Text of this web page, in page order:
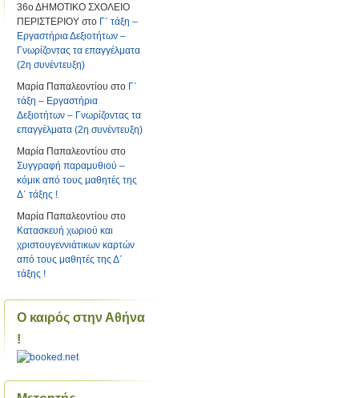
36ο ΔΗΜΟΤΙΚΟ ΣΧΟΛΕΙΟ
ΠΕΡΙΣΤΕΡΙΟΥ στο Γ΄ τάξη –
Εργαστήρια Δεξιοτήτων –
Γνωρίζοντας τα επαγγέλματα
(2η συνέντευξη)
Μαρία Παπαλεοντίου στο Γ΄
τάξη – Εργαστήρια
Δεξιοτήτων – Γνωρίζοντας τα
επαγγέλματα (2η συνέντευξη)
Μαρία Παπαλεοντίου στο
Συγγραφή παραμυθιού –
κόμικ από τους μαθητές της
Δ΄ τάξης !
Μαρία Παπαλεοντίου στο
Κατασκευή χωριού και
χριστουγεννιάτικων καρτών
από τους μαθητές της Δ΄
τάξης !
Ο καιρός στην Αθήνα
!